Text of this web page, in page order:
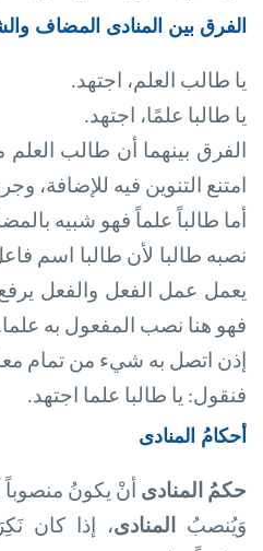
الفرق بين المنادى المضاف
يا طالب العلم، اجتهد.
يا طالبا علمًا، اجتهد.
الفرق بينهما أن طالب
امتنع التنوين فيه للإضافة،
أما طالباً علماً فهو شبيه
نصبه طالبا لأن طالبا اسم
يعمل عمل الفعل والفعل
فهو هنا نصب المفعول به علما
إذن اتصل به شيء من تمام
فنقول: يا طالبا علما اجتهد.
أحكامُ المنادى
حكمُ المنادى أنْ يكونُ منصوباً
وَيُنصبُالمنادى، إذا كان